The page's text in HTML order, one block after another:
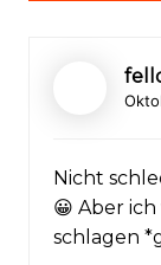
Nicht
😀 Aber
schlagen